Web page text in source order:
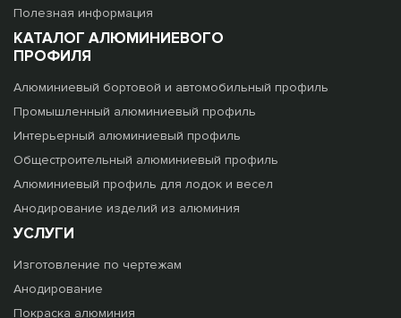
Полезная информация
КАТАЛОГ АЛЮМИНИЕВОГО
ПРОФИЛЯ
Алюминиевый бортовой и автомобильный профиль
Промышленный алюминиевый профиль
Интерьерный алюминиевый профиль
Общестроительный алюминиевый профиль
Алюминиевый профиль для лодок и весел
Анодирование изделий из алюминия
УСЛУГИ
Изготовление по чертежам
Анодирование
Покраска алюминия